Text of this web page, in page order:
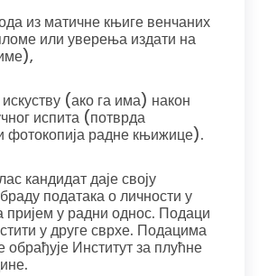
из матичне књиге венчаних
или уверења издати на
(ако га има) након
испита (потврда
фотокопија радне књижице).
кандидат даје своју
података о личности у
пријем у радни однос. Подаци
у друге сврхе. Подацима
обрађује Институт за плућне